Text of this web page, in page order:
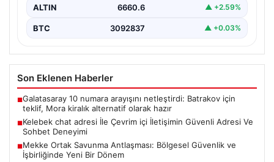
ALTIN 6660.6 ▲ +2.59%
BTC 3092837 ▲ +0.03%
Son Eklenen Haberler
■Galatasaray 10 numara arayışını netleştirdi: Batrakov için
teklif, Mora kiralık alternatif olarak hazır
■Kelebek chat adresi İle Çevrim içi İletişimin Güvenli Adresi Ve
Sohbet Deneyimi
■Mekke Ortak Savunma Antlaşması: Bölgesel Güvenlik ve
İşbirliğinde Yeni Bir Dönem